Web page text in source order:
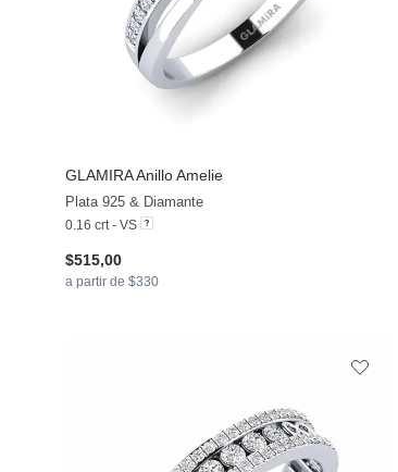
GLAMIRAAnillo Amelie
Plata 925 & Diamante
0.16 crt - VS
$515,00
a partir de $330